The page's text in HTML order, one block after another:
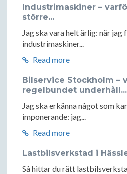
Industrimaskiner –
större...
Jag ska vara helt ärlig: när
industrimaskiner...
Read more
Bilservice Stockholm –
regelbundet underhåll...
Jag ska erkänna något som
imponerande: jag...
Read more
Lastbilsverkstad i
Så hittar du rätt